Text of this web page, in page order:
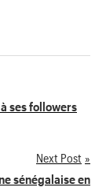
ses followers
Next Post
sénégalaise en